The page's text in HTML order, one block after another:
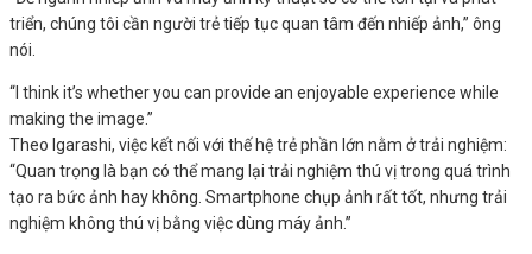
triển, chúng tôi cần người trẻ tiếp tục quan tâm đến nhiếp ảnh,” ông
nói.
“I think it’s whether you can provide an enjoyable experience while
making the image.”
Theo Igarashi, việc kết nối với thế hệ trẻ phần lớn nằm ở trải nghiệm:
“Quan trọng là bạn có thể mang lại trải nghiệm thú vị trong quá trình
tạo ra bức ảnh hay không. Smartphone chụp ảnh rất tốt, nhưng trải
nghiệm không thú vị bằng việc dùng máy ảnh.”